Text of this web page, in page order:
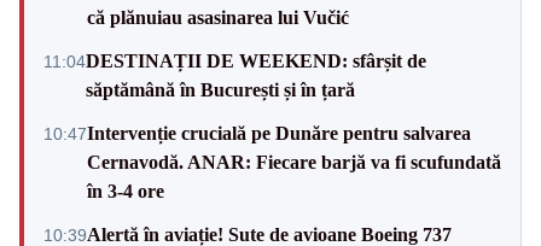
că plănuiau asasinarea lui Vučić
11:04DESTINAȚII DE WEEKEND: sfârșit de
săptămână în București și în țară
10:47Intervenție crucială pe Dunăre pentru salvarea
Cernavodă. ANAR: Fiecare barjă va fi scufundată
în 3-4 ore
10:39Alertă în aviație! Sute de avioane Boeing 737